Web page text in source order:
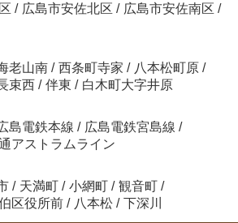
/ 広島市安佐北区 / 広島市安佐南区 /
老山南 / 西条町寺家 / 八本松町原 /
束西 / 伴東 / 白木町大字井原
島電鉄本線 / 広島電鉄宮島線 /
アストラムライン
/ 天満町 / 小網町 / 観音町 /
区役所前 / 八本松 / 下深川